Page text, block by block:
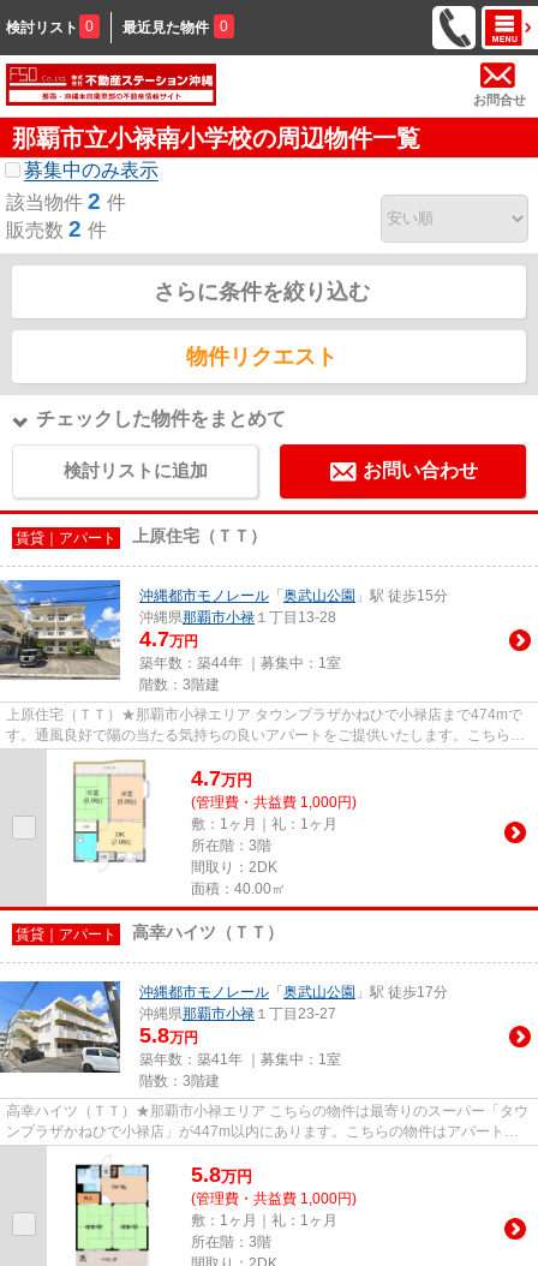
検討リスト 0 最近見た物件 0
お問合せ
那覇市立小禄南小学校の周辺物件一覧
募集中のみ表示
該当物件 2 件
販売数 2 件
さらに条件を絞り込む
物件リクエスト
チェックした物件をまとめて
検討リストに追加 お問い合わせ
賃貸｜アパート 上原住宅（ＴＴ）
沖縄都市モノレール 「 奥武山公園 」駅 徒歩15分
沖縄県那覇市小禄 １丁目13-28
4.7万円
築年数：築44年 ｜募集中： 1室
階数：3階建
上原住宅（ＴＴ）★那覇市小禄エリア タウンプラザかねひで小禄店まで474mで
す。通風良好で陽の当たる気持ちの良いアパートをご提供いたします。こちらの
物件はアパートです。「上原住...
4.7万円
(管理費・共益費 1,000円)
敷：1ヶ月｜礼：1ヶ月
所在階：3階
間取り：2DK
面積：40.00㎡
賃貸｜アパート 高幸ハイツ（ＴＴ）
沖縄都市モノレール 「 奥武山公園 」駅 徒歩17分
沖縄県那覇市小禄 １丁目23-27
5.8万円
築年数：築41年 ｜募集中： 1室
階数：3階建
高幸ハイツ（ＴＴ）★那覇市小禄エリア こちらの物件は最寄りのスーパー「タウ
ンプラザかねひで小禄店」が447m以内にあります。こちらの物件はアパートで
す。最上階の物件です。「高幸...
5.8万円
(管理費・共益費 1,000円)
敷：1ヶ月｜礼：1ヶ月
所在階：3階